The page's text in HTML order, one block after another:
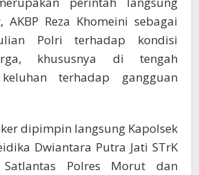
AKBP Reza Khomeini sebagai
Polri terhadap kondisi
khususnya di tengah
terhadap gangguan
dipimpin langsung Kapolsek
Dwiantara Putra Jati STrK
Polres Morut dan